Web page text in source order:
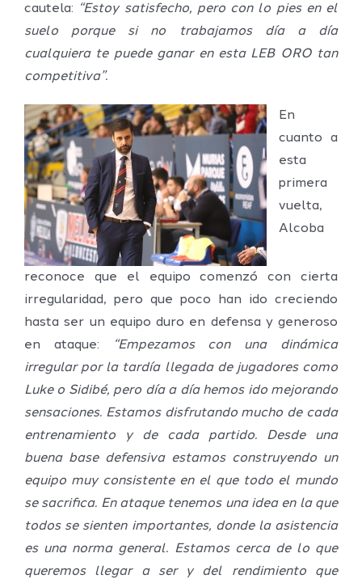
cautela:
“Estoy satisfecho, pero con lo pies en el
suelo porque si no trabajamos día a día
cualquiera te puede ganar en esta LEB ORO tan
competitiva”.
En
cuanto a
esta
primera
vuelta,
Alcoba
reconoce que el equipo comenzó con cierta
irregularidad, pero que poco han ido creciendo
hasta ser un equipo duro en defensa y generoso
en ataque:
“Empezamos con una dinámica
irregular por la tardía llegada de jugadores como
Luke o Sidibé, pero día a día hemos ido mejorando
sensaciones. Estamos disfrutando mucho de cada
entrenamiento y de cada partido. Desde una
buena base defensiva estamos construyendo un
equipo muy consistente en el que todo el mundo
se sacrifica. En ataque tenemos una idea en la que
todos se sienten importantes, donde la asistencia
es una norma general. Estamos cerca de lo que
queremos llegar a ser y del rendimiento que